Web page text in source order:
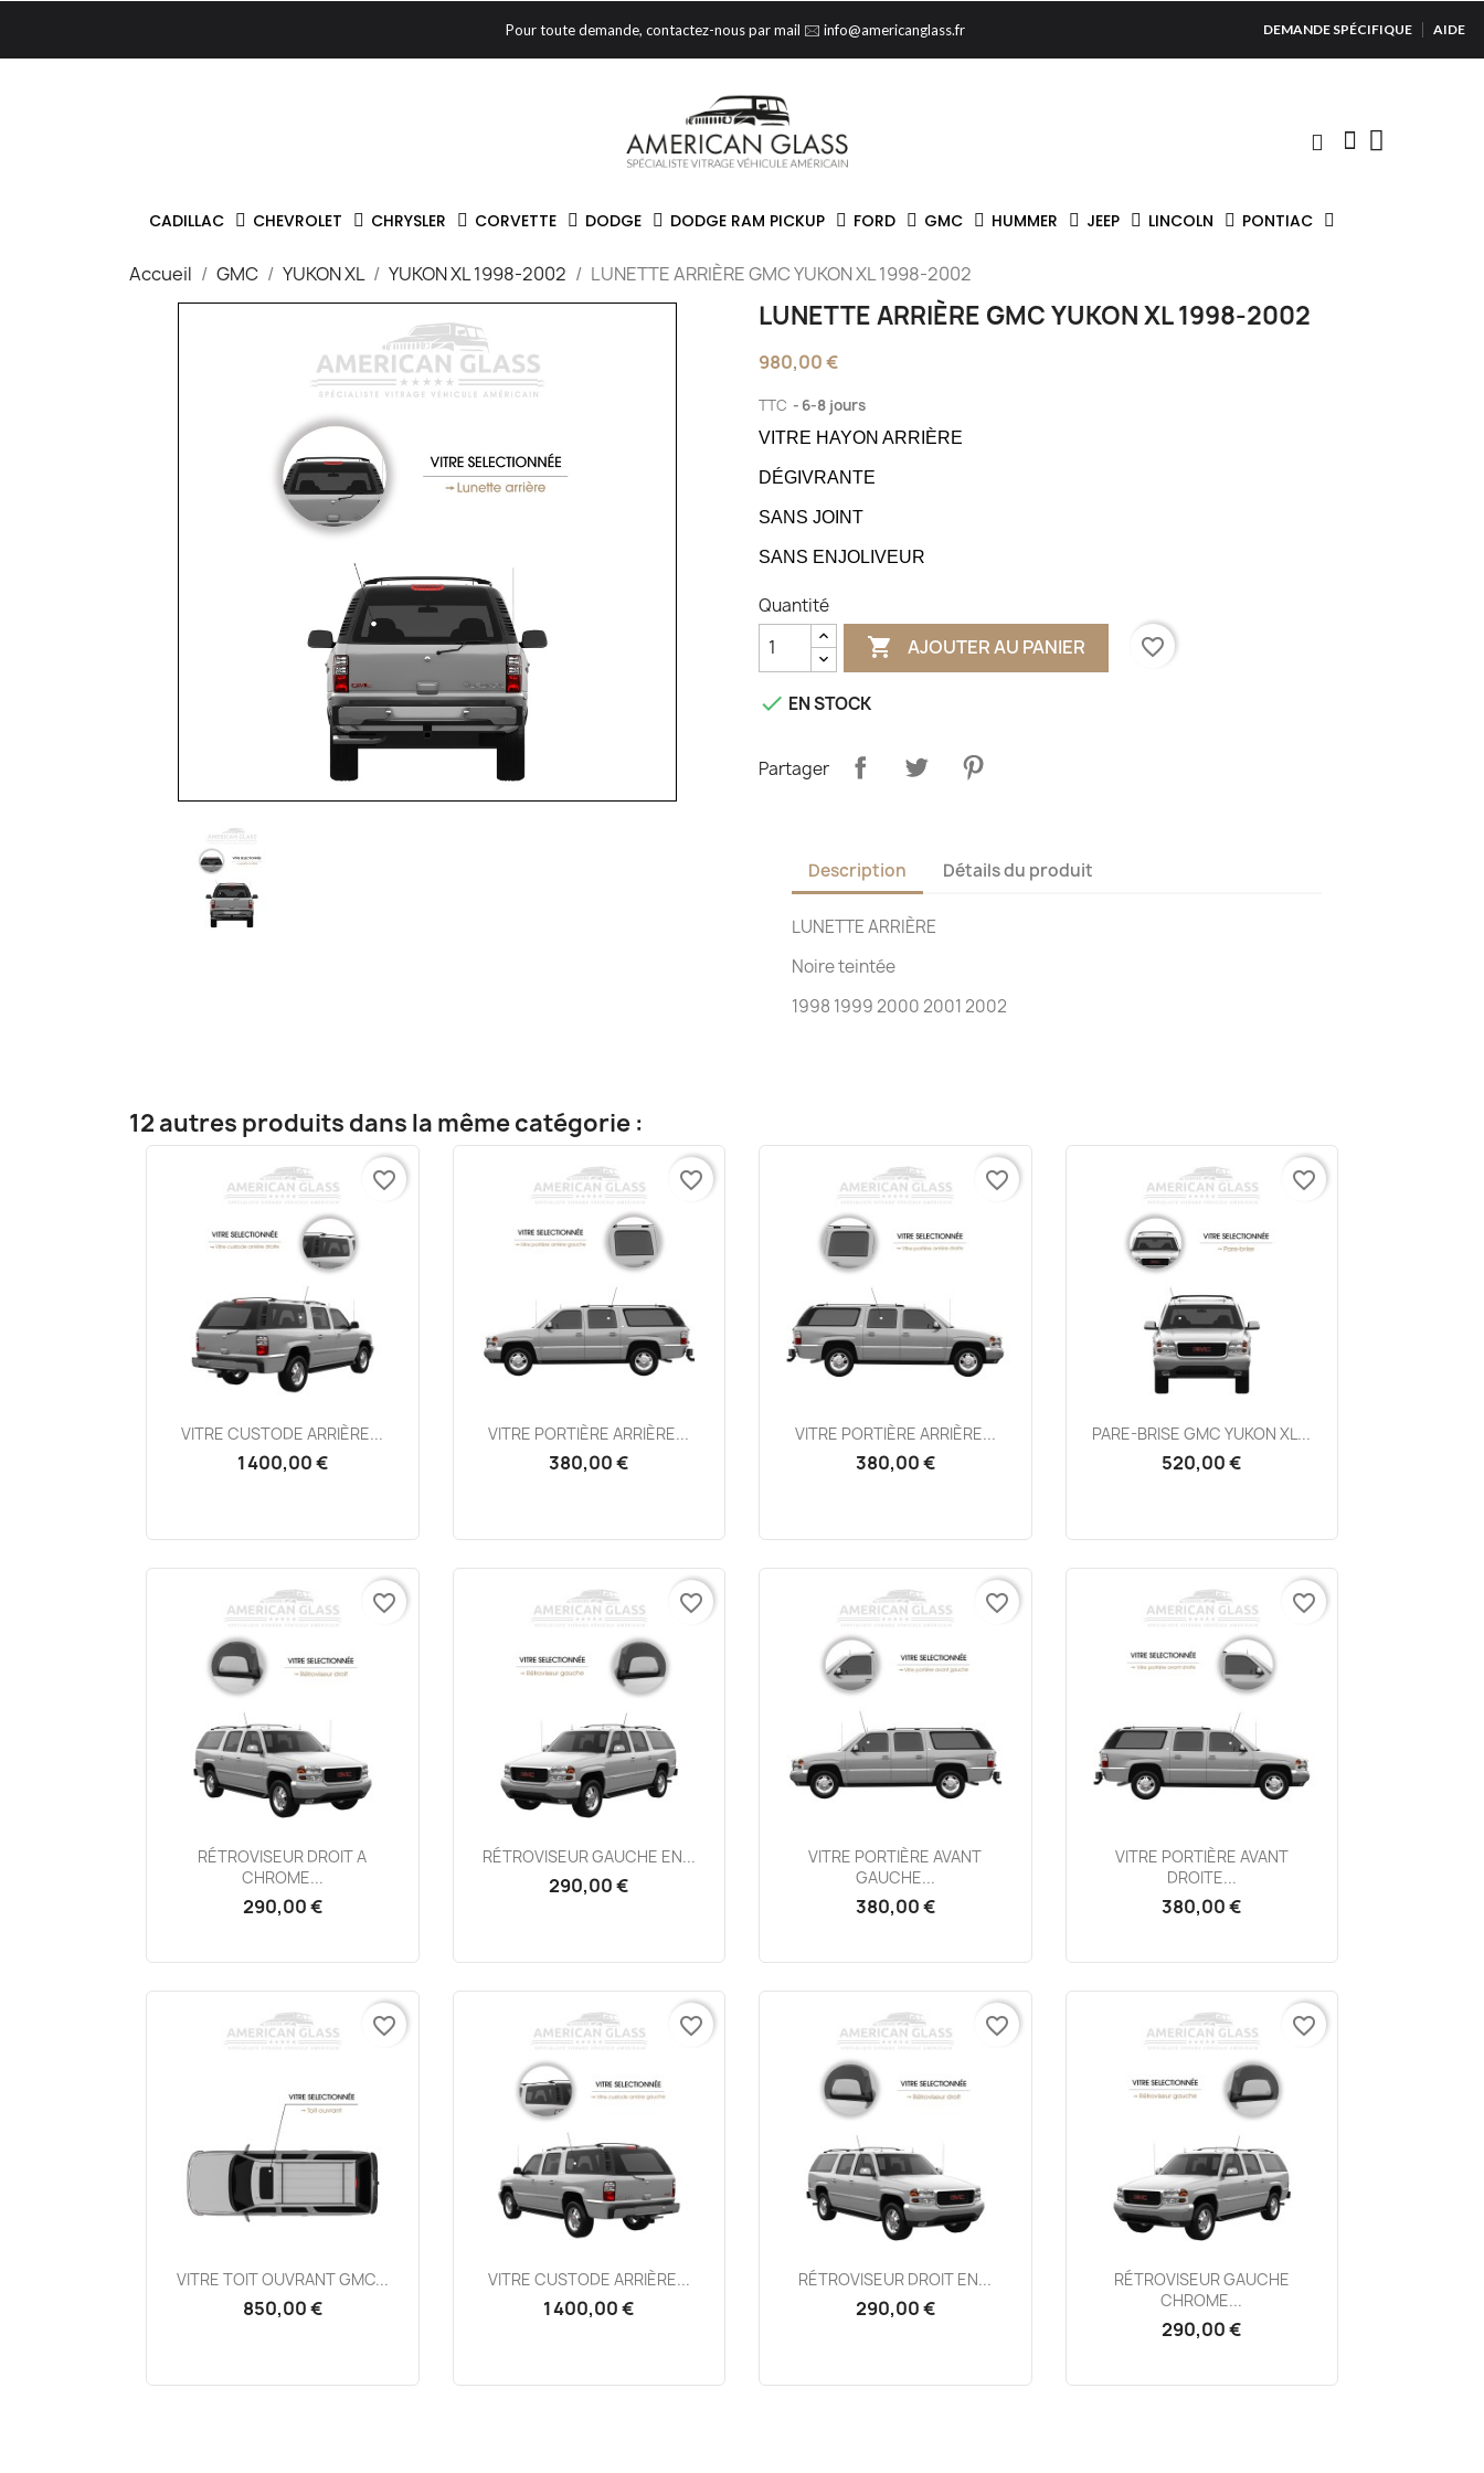
Pour toute demande, contactez-nous par mail 🖂 info@americanglass.fr DEMANDE SPÉCIFIQUE AIDE
CADILLAC CHEVROLET CHRYSLER CORVETTE DODGE DODGE RAM PICKUP FORD GMC HUMMER JEEP LINCOLN PONTIAC
Accueil GMC YUKON XL YUKON XL 1998-2002 LUNETTE ARRIÈRE GMC YUKON XL 1998-2002
LUNETTE ARRIÈRE GMC YUKON XL 1998-2002
980,00 €
TTC 6-8 jours
VITRE HAYON ARRIÈRE
DÉGIVRANTE
SANS JOINT
SANS ENJOLIVEUR
Quantité
 AJOUTER AU PANIER favorite_border
 EN STOCK
Partager
Description Détails du produit
LUNETTE ARRIÈRE
Noire teintée
1998 1999 2000 2001 2002
12 autres produits dans la même catégorie :
Aperçu rapide
VITRE CUSTODE ARRIÈRE...
1 400,00 €
favorite_border
Aperçu rapide
VITRE PORTIÈRE ARRIÈRE...
380,00 €
favorite_border
Aperçu rapide
VITRE PORTIÈRE ARRIÈRE...
380,00 €
favorite_border
Aperçu rapide
PARE-BRISE GMC YUKON XL...
520,00 €
favorite_border
Aperçu rapide
RÉTROVISEUR DROIT A
CHROME...
290,00 €
favorite_border
Aperçu rapide
RÉTROVISEUR GAUCHE EN...
290,00 €
favorite_border
Aperçu rapide
VITRE PORTIÈRE AVANT
GAUCHE...
380,00 €
favorite_border
Aperçu rapide
VITRE PORTIÈRE AVANT
DROITE...
380,00 €
favorite_border
Aperçu rapide
VITRE TOIT OUVRANT GMC...
850,00 €
favorite_border
Aperçu rapide
VITRE CUSTODE ARRIÈRE...
1 400,00 €
favorite_border
Aperçu rapide
RÉTROVISEUR DROIT EN...
290,00 €
favorite_border
Aperçu rapide
RÉTROVISEUR GAUCHE
CHROME...
290,00 €
favorite_border